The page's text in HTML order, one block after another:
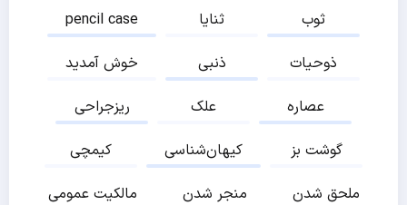
pencil case
ثنایا
ثوب
خوش آمدید
ذنبی
ذوحیات
ریزجراحی
علک
عصاره
کیمچی
کیهان‌شناسی
گوشت بز
مالکیت عمومی
منجر شدن
ملحق شدن